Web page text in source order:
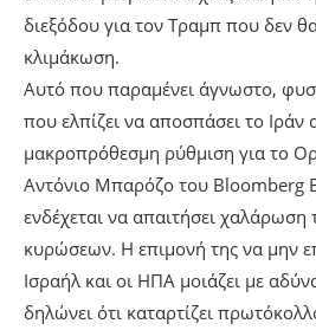
διεξόδου για τον Τραμπ που δεν
κλιμάκωση.
Αυτό που παραμένει άγνωστο,
που ελπίζει να αποσπάσει το
μακροπρόθεσμη ρύθμιση για το
Αντόνιο Μπαρόζο του Bloomberg
ενδέχεται να απαιτήσει
κυρώσεων. Η επιμονή της να μην
Ισραήλ και οι ΗΠΑ μοιάζει με
δηλώνει ότι καταρτίζει